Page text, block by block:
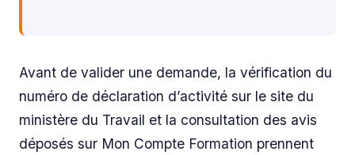
Avant de valider une demande, la vérification du
numéro de déclaration d’activité sur le site du
ministère du Travail et la consultation des avis
déposés sur Mon Compte Formation prennent